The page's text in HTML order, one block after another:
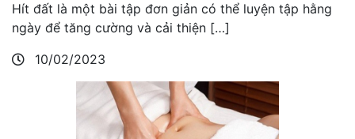
Hít đất là một bài tập đơn giản có thể luyện tập hằng
ngày để tăng cường và cải thiện […]
10/02/2023